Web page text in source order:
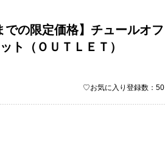
での限定価格】チュールオフ
ト（ＯＵＴＬＥＴ）
♡お気に入り登録数：50